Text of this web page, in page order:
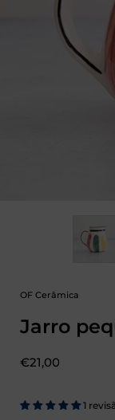
OF Cerâmica
Jarro
Preço:
€21,00
1